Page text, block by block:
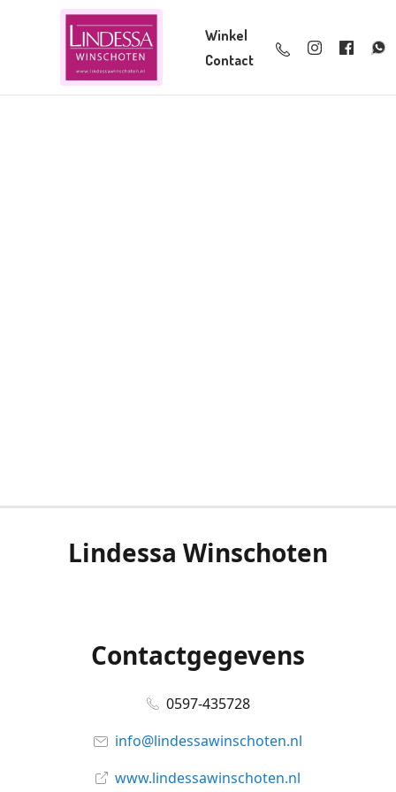
Winkel
Contact
Lindessa Winschoten
Contactgegevens
0597-435728
info@lindessawinschoten.nl
www.lindessawinschoten.nl